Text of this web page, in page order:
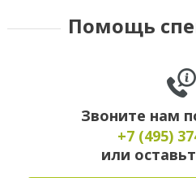
Помощь
Звоните нам
+7 (495)
или